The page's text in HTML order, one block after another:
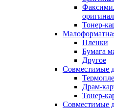
Тонер-
Пленки
Бумага
Другое
Совместимые
Драм-
Тонер-
Совместимые